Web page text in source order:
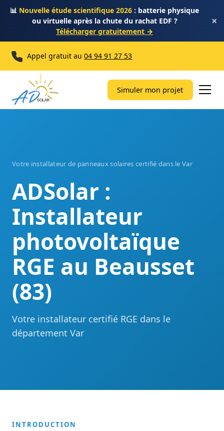
📊 Nouvelle étude scientifique 2026 : batterie physique
ou virtuelle après la chute du rachat EDF ?
Télécharger gratuitement →
×
Appel gratuit au04 94 91 27 53
Simuler mon projet
Votre installateur de panneaux solaires certifié dans le Var
ADSolar :
Installateur
photovoltaïque
RGE au Beausset
(83)
Votre installateur certifié RGE dans le
département Var
INTRODUCTION